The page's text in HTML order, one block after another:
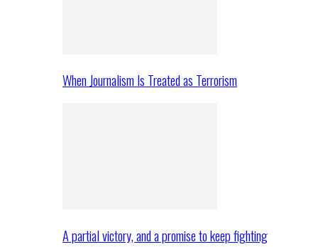
When Journalism Is Treated as Terrorism
A partial victory, and a promise to keep fighting